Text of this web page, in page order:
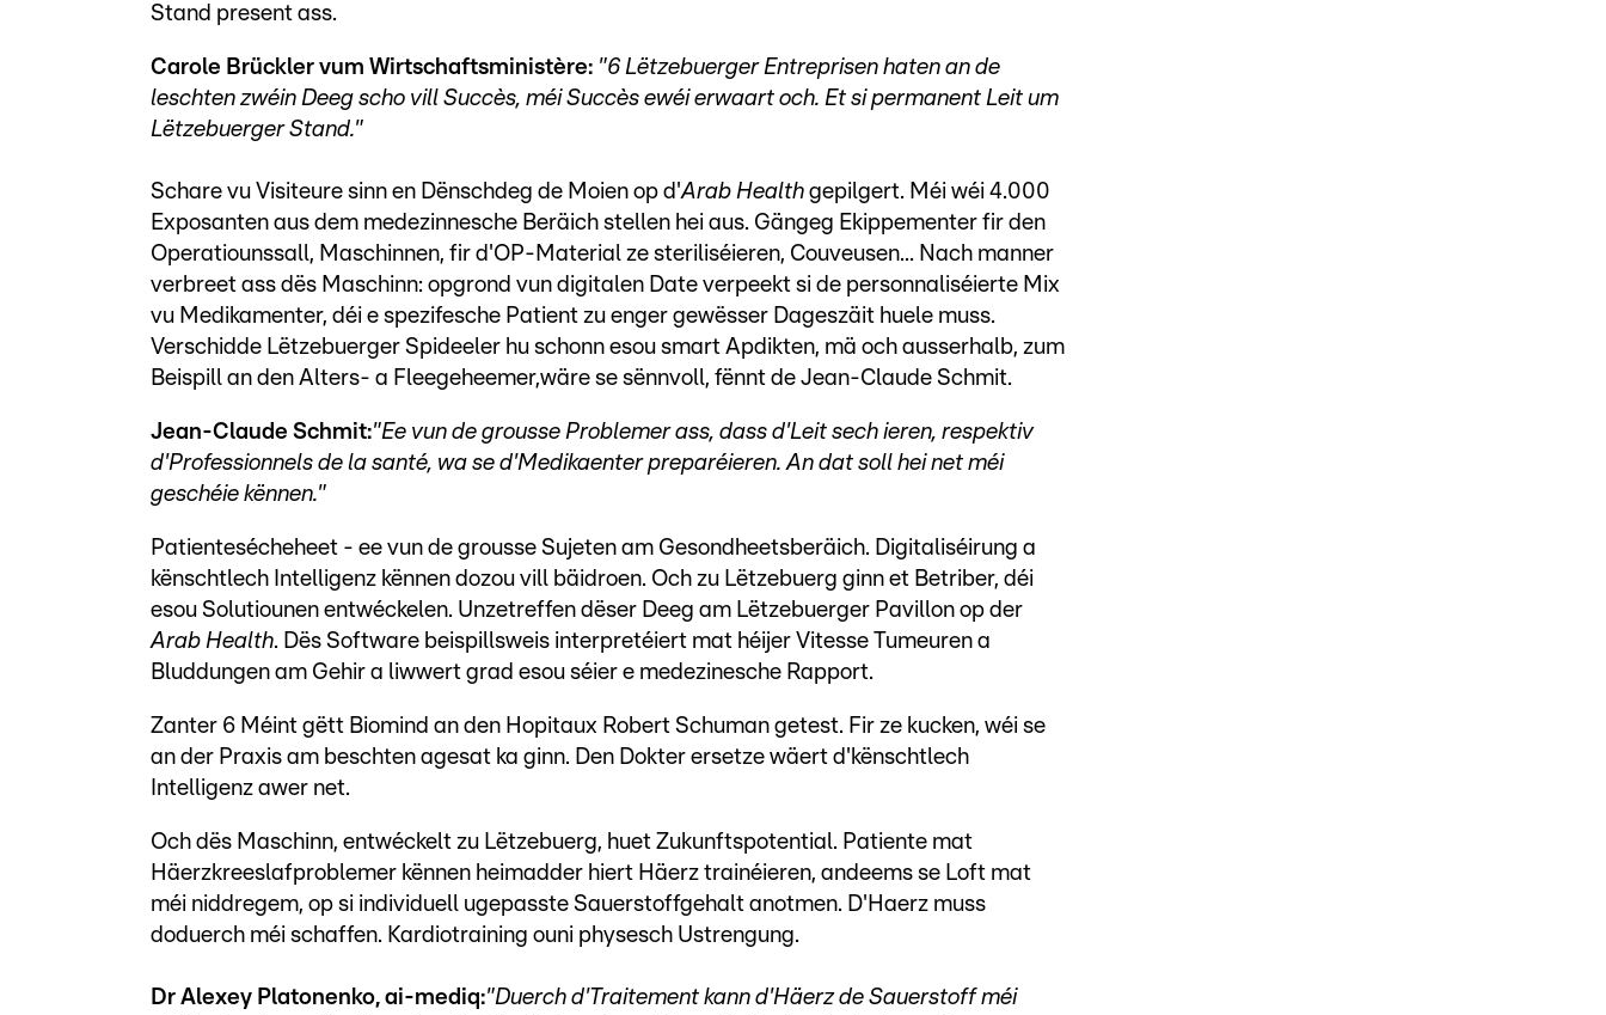
Stand present ass.
Carole Brückler vum Wirtschaftsministère: "6 Lëtzebuerger Entreprisen haten an de
leschten zwéin Deeg scho vill Succès, méi Succès ewéi erwaart och. Et si permanent Leit um
Lëtzebuerger Stand."
Schare vu Visiteure sinn en Dënschdeg de Moien op d'Arab Health gepilgert. Méi wéi 4.000
Exposanten aus dem medezinnesche Beräich stellen hei aus. Gängeg Ekippementer fir den
Operatiounssall, Maschinnen, fir d'OP-Material ze steriliséieren, Couveusen... Nach manner
verbreet ass dës Maschinn: opgrond vun digitalen Date verpeekt si de personnaliséierte Mix
vu Medikamenter, déi e spezifesche Patient zu enger gewësser Dageszäit huele muss.
Verschidde Lëtzebuerger Spideeler hu schonn esou smart Apdikten, mä och ausserhalb, zum
Beispill an den Alters- a Fleegeheemer,wäre se sënnvoll, fënnt de Jean-Claude Schmit.
Jean-Claude Schmit:"Ee vun de grousse Problemer ass, dass d'Leit sech ieren, respektiv
d'Professionnels de la santé, wa se d'Medikaenter preparéieren. An dat soll hei net méi
geschéie kënnen."
Patientesécheheet - ee vun de grousse Sujeten am Gesondheetsberäich. Digitaliséirung a
kënschtlech Intelligenz kënnen dozou vill bäidroen. Och zu Lëtzebuerg ginn et Betriber, déi
esou Solutiounen entwéckelen. Unzetreffen dëser Deeg am Lëtzebuerger Pavillon op der
Arab Health. Dës Software beispillsweis interpretéiert mat héijer Vitesse Tumeuren a
Bluddungen am Gehir a liwwert grad esou séier e medezinesche Rapport.
Zanter 6 Méint gëtt Biomind an den Hopitaux Robert Schuman getest. Fir ze kucken, wéi se
an der Praxis am beschten agesat ka ginn. Den Dokter ersetze wäert d'kënschtlech
Intelligenz awer net.
Och dës Maschinn, entwéckelt zu Lëtzebuerg, huet Zukunftspotential. Patiente mat
Häerzkreeslafproblemer kënnen heimadder hiert Häerz trainéieren, andeems se Loft mat
méi niddregem, op si individuell ugepasste Sauerstoffgehalt anotmen. D'Haerz muss
doduerch méi schaffen. Kardiotraining ouni physesch Ustrengung.
Dr Alexey Platonenko, ai-mediq:"Duerch d'Traitement kann d'Häerz de Sauerstoff méi